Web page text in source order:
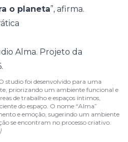
o planeta”, afirma.
studio foi desenvolvido para uma
priorizando um ambiente funcional e
de trabalho e espaços íntimos,
do espaço. O nome “Alma”
e emoção, sugerindo um ambiente
se encontram no processo criativo.